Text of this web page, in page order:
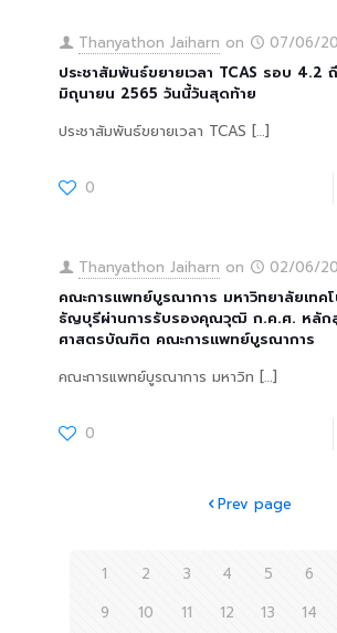
Thanyathon Jaiharn on
07/06/
ประชาสัมพันธ์ขยายเวลา TCAS รอบ 4.2
มิถุนายน 2565 วันนี้วันสุดท้าย
ประชาสัมพันธ์ขยายเวลา TCAS […]
0
Thanyathon Jaiharn on
02/06/
คณะการแพทย์บูรณาการ มหาวิทยาลัยเทค
ธัญบุรีผ่านการรับรองคุณวุฒิ ก.ค.ศ. หลัก
ศาสตรบัณฑิต คณะการแพทย์บูรณาการ
คณะการแพทย์บูรณาการ มหาวิท […]
0
Prev page
1 2 3 4 5 6
9
10 11 12 13 14